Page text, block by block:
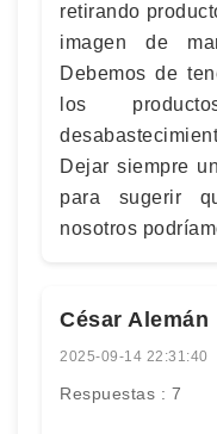
retirando
imagen de
Debemos de
los
Dejar siempre
para sugerir
nosotros
César Alemán
2025-09-14 22:31:40
Respuestas : 7